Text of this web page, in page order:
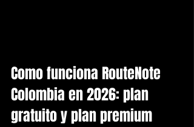
Como funciona RouteNote
Colombia en 2026: plan
gratuito y plan premium